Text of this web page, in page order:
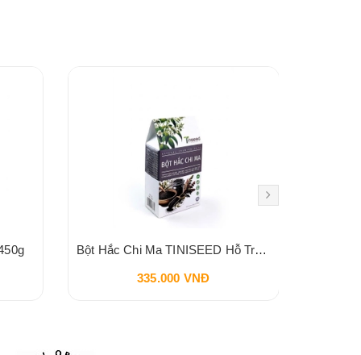
Bột Hắc Chi Ma TINISEED Hỗ Trợ Đen Tóc Bổ Sung Khí Huyết Bổ Thận 450g
335.000 VNĐ